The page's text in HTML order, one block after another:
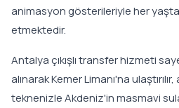
animasyon gösterileriyle her
etmektedir.
Antalya çıkışlı transfer hizmeti
alınarak Kemer Limanı'na
teknenizle Akdeniz'in masmavi